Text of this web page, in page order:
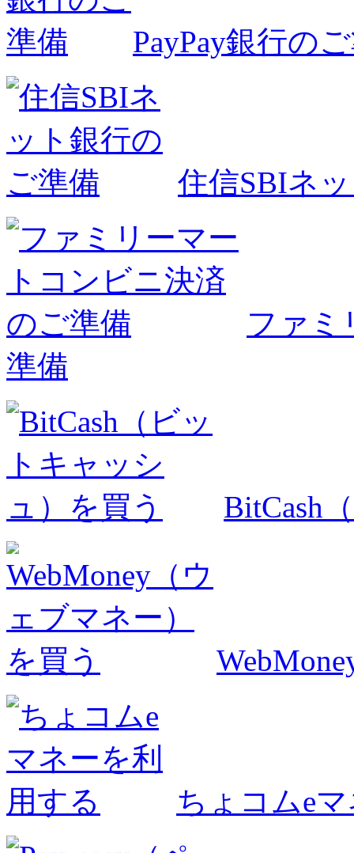
PayPay銀行の
住信SBIネ
ファミ
準備
BitCash
ちょコムe